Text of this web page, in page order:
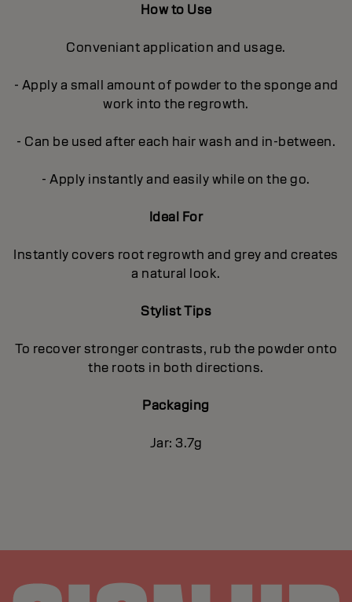
How to Use
Conveniant application and usage.
- Apply a small amount of powder to the sponge and
work into the regrowth.
- Can be used after each hair wash and in-between.
- Apply instantly and easily while on the go.
Ideal For
Instantly covers root regrowth and grey and creates
a natural look.
Stylist Tips
To recover stronger contrasts, rub the powder onto
the roots in both directions.
Packaging
Jar: 3.7g